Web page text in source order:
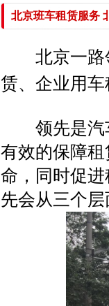
北京班车租赁服务
北京一路领
赁、企业用
领先是汽
有效的保障
命，同时促
先会从三个